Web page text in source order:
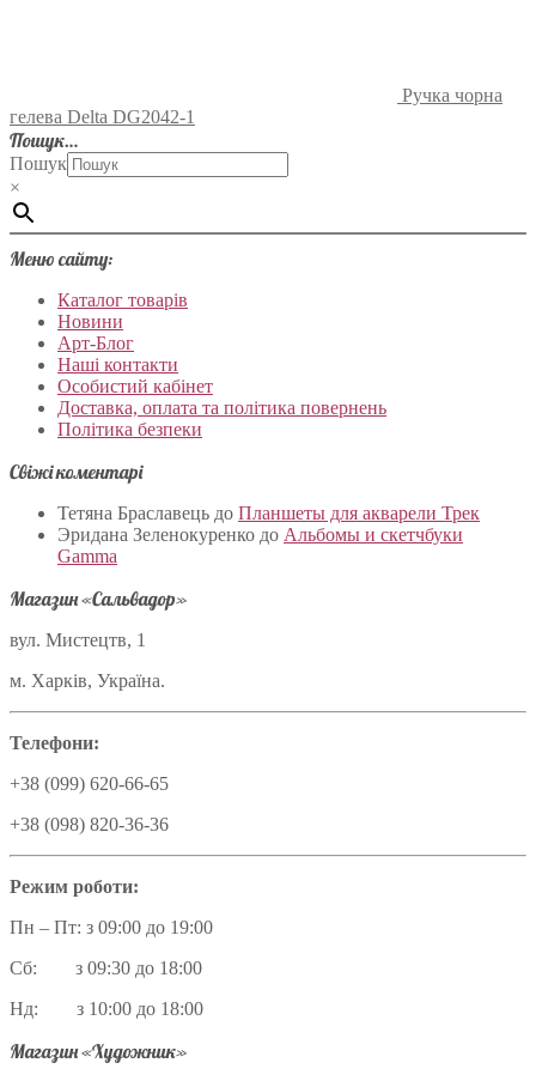
Ручка чорна
гелева Delta DG2042-1
Пошук…
Пошук
×
Меню сайту:
Каталог товарів
Новини
Арт-Блог
Наші контакти
Особистий кабінет
Доставка, оплата та політика повернень
Політика безпеки
Свіжі коментарі
Тетяна Браславець до Планшеты для акварели Трек
Эридана Зеленокуренко до Альбомы и скетчбуки
Gamma
Магазин «Сальвадор»
вул. Мистецтв, 1
м. Харків, Україна.
Телефони:
+38 (099) 620-66-65
+38 (098) 820-36-36
Режим роботи:
Пн – Пт: з 09:00 до 19:00
Сб: з 09:30 до 18:00
Нд: з 10:00 до 18:00
Магазин «Художник»